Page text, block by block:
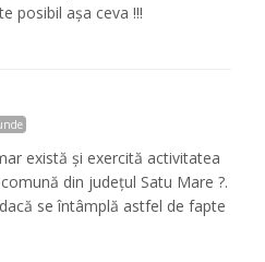
posibil așa ceva !!!
există și exercită activitatea
din județul Satu Mare ?.
se întâmplă astfel de fapte